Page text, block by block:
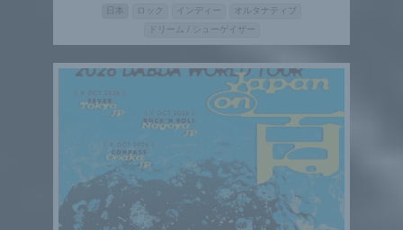
ロック インディー
オルタナティブ
ドリーム / シューゲイザー